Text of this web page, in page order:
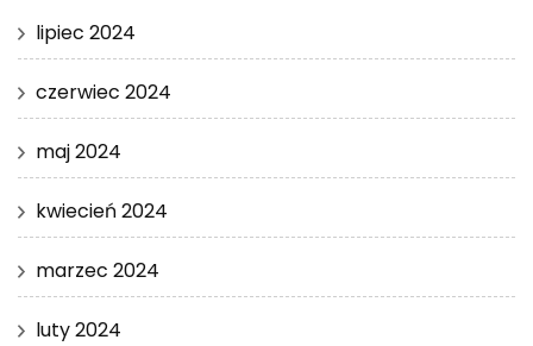
lipiec 2024
czerwiec 2024
maj 2024
kwiecień 2024
marzec 2024
luty 2024